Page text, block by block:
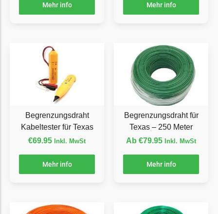
Begrenzungsdraht
Begrenzungsdraht
Garden Feelings
Garden Feelings Messer
Begrenzungsdraht
Greenworks
Greenworks Messer
Grouw
Mehr info Mehr info
Begrenzungsdraht
Kabeltester für Texas
€69.95 Inkl. MwSt
Mehr info
Begrenzungsdraht für
Texas – 250 Meter
Ab €79.95 Inkl. MwSt
Mehr info